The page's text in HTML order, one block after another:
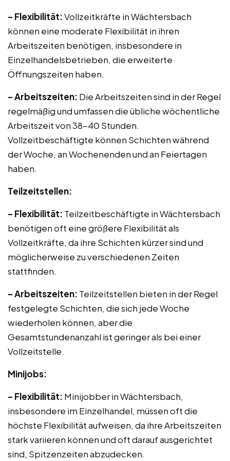
– Flexibilität:Vollzeitkräfte in Wächtersbach
können eine moderate Flexibilität in ihren
Arbeitszeiten benötigen, insbesondere in
Einzelhandelsbetrieben, die erweiterte
Öffnungszeiten haben.
– Arbeitszeiten: Die Arbeitszeiten sind in der Regel
regelmäßig und umfassen die übliche wöchentliche
Arbeitszeit von 38-40 Stunden.
Vollzeitbeschäftigte können Schichten während
der Woche, an Wochenenden und an Feiertagen
haben.
Teilzeitstellen:
– Flexibilität: Teilzeitbeschäftigte in Wächtersbach
benötigen oft eine größere Flexibilität als
Vollzeitkräfte, da ihre Schichten kürzer sind und
möglicherweise zu verschiedenen Zeiten
stattfinden.
– Arbeitszeiten: Teilzeitstellen bieten in der Regel
festgelegte Schichten, die sich jede Woche
wiederholen können, aber die
Gesamtstundenanzahl ist geringer als bei einer
Vollzeitstelle.
Minijobs:
– Flexibilität: Minijobber in Wächtersbach,
insbesondere im Einzelhandel, müssen oft die
höchste Flexibilität aufweisen, da ihre Arbeitszeiten
stark variieren können und oft darauf ausgerichtet
sind, Spitzenzeiten abzudecken.